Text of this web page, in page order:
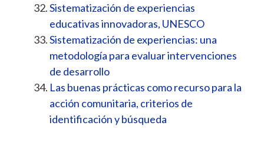
Sistematización de experiencias
educativas innovadoras, UNESCO
Sistematización de experiencias: una
metodología para evaluar intervenciones
de desarrollo
Las buenas prácticas como recurso para la
acción comunitaria, criterios de
identificación y búsqueda